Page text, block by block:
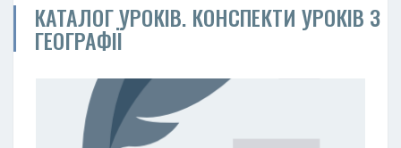
КАТАЛОГ УРОКІВ. КОНСПЕКТИ УРОКІВ З
ГЕОГРАФІЇ